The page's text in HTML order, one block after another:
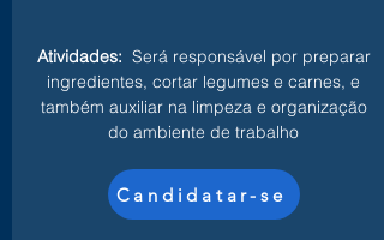
Atividades: Será responsável por preparar
ingredientes, cortar legumes e carnes, e
também auxiliar na limpeza e organização
do ambiente de trabalho
Candidatar-se